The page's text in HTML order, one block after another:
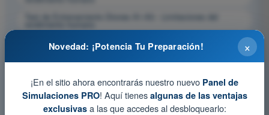
Test de Entrenamiento Drones A1-A3 - Limitaciones del
Examen en PDF Drones A1-A3 - Limitaciones del rendimiento
humano ×
Novedad: ¡Potencia Tu Preparación!
¡En el sitio ahora encontrarás nuestro nuevo Panel de
Simulaciones PRO! Aquí tienes algunas de las ventajas
exclusivasa las que accedes al desbloquearlo: